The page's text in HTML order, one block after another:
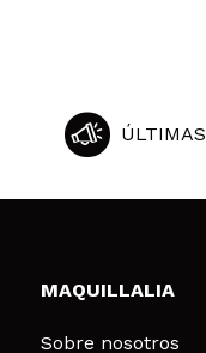
ÚLTIMAS
MAQUILLALIA
Sobre nosotros